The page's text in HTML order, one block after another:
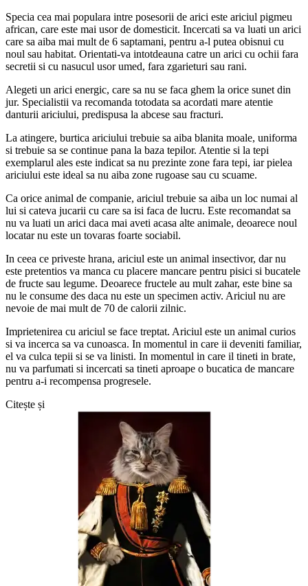
Specia cea mai populara intre posesorii de arici este ariciul pigmeu
african, care este mai usor de domesticit. Incercati sa va luati un arici
care sa aiba mai mult de 6 saptamani, pentru a-l putea obisnui cu
noul sau habitat. Orientati-va intotdeauna catre un arici cu ochii fara
secretii si cu nasucul usor umed, fara zgarieturi sau rani.
Alegeti un arici energic, care sa nu se faca ghem la orice sunet din
jur. Specialistii va recomanda totodata sa acordati mare atentie
danturii ariciului, predispusa la abcese sau fracturi.
La atingere, burtica ariciului trebuie sa aiba blanita moale, uniforma
si trebuie sa se continue pana la baza tepilor. Atentie si la tepi
exemplarul ales este indicat sa nu prezinte zone fara tepi, iar pielea
ariciului este ideal sa nu aiba zone rugoase sau cu scuame.
Ca orice animal de companie, ariciul trebuie sa aiba un loc numai al
lui si cateva jucarii cu care sa isi faca de lucru. Este recomandat sa
nu va luati un arici daca mai aveti acasa alte animale, deoarece noul
locatar nu este un tovaras foarte sociabil.
In ceea ce priveste hrana, ariciul este un animal insectivor, dar nu
este pretentios va manca cu placere mancare pentru pisici si bucatele
de fructe sau legume. Deoarece fructele au mult zahar, este bine sa
nu le consume des daca nu este un specimen activ. Ariciul nu are
nevoie de mai mult de 70 de calorii zilnic.
Imprietenirea cu ariciul se face treptat. Ariciul este un animal curios
si va incerca sa va cunoasca. In momentul in care ii deveniti familiar,
el va culca tepii si se va linisti. In momentul in care il tineti in brate,
nu va parfumati si incercati sa tineti aproape o bucatica de mancare
pentru a-i recompensa progresele.
Citește și